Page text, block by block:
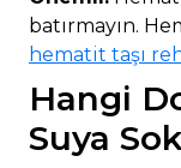
batırmayın.
hematit taşı
Hangi
Suya